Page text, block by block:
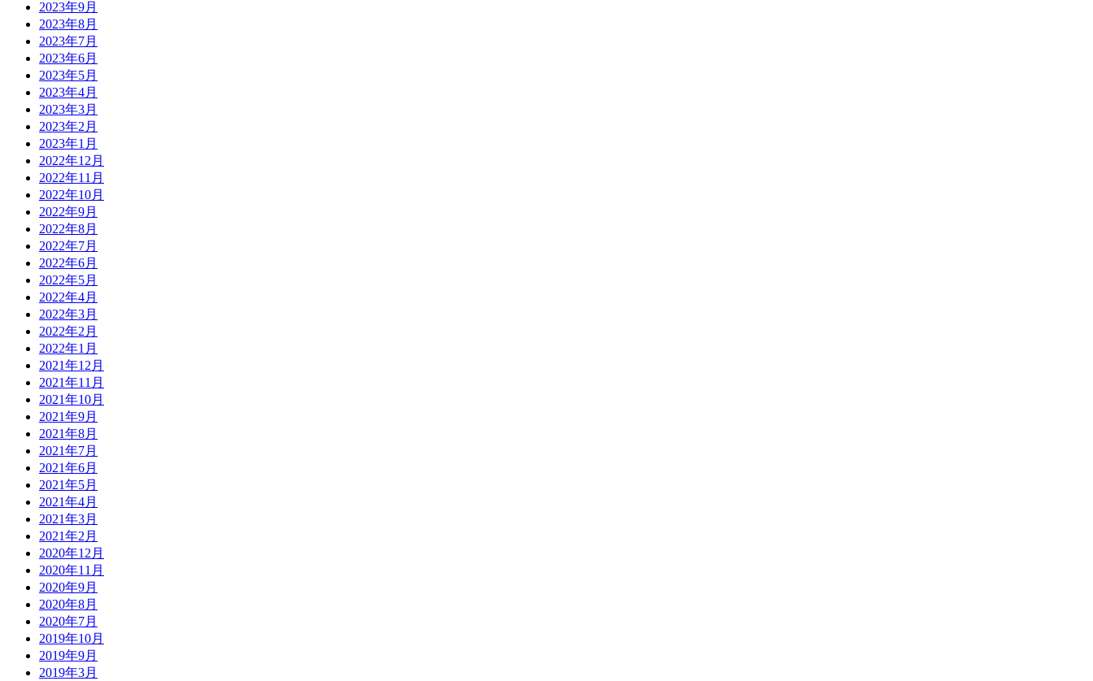
2023年9月
2023年8月
2023年7月
2023年6月
2023年5月
2023年4月
2023年3月
2023年2月
2023年1月
2022年12月
2022年11月
2022年10月
2022年9月
2022年8月
2022年7月
2022年6月
2022年5月
2022年4月
2022年3月
2022年2月
2022年1月
2021年12月
2021年11月
2021年10月
2021年9月
2021年8月
2021年7月
2021年6月
2021年5月
2021年4月
2021年3月
2021年2月
2020年12月
2020年11月
2020年9月
2020年8月
2020年7月
2019年10月
2019年9月
2019年3月